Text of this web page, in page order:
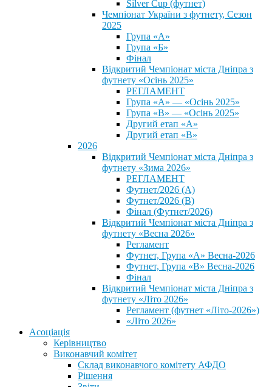
Silver Cup (футнет)
Чемпіонат України з футнету, Сезон
2025
Група «А»
Група «Б»
Фінал
Відкритий Чемпіонат міста Дніпра з
футнету «Осінь 2025»
РЕГЛАМЕНТ
Група «А» — «Осінь 2025»
Група «В» — «Осінь 2025»
Другий етап «А»
Другий етап «В»
2026
Відкритий Чемпіонат міста Дніпра з
футнету «Зима 2026»
РЕГЛАМЕНТ
Футнет/2026 (А)
Футнет/2026 (В)
Фінал (Футнет/2026)
Відкритий Чемпіонат міста Дніпра з
футнету «Весна 2026»
Регламент
Футнет, Група «А» Весна-2026
Футнет, Група «В» Весна-2026
Фінал
Відкритий Чемпіонат міста Дніпра з
футнету «Літо 2026»
Регламент (футнет «Літо-2026»)
«Літо 2026»
Асоціація
Керівництво
Виконавчий комітет
Склад виконавчого комітету АФДО
Рішення